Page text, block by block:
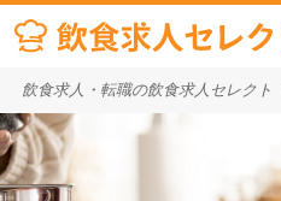
飲食求人・転職の飲食求人セレクト